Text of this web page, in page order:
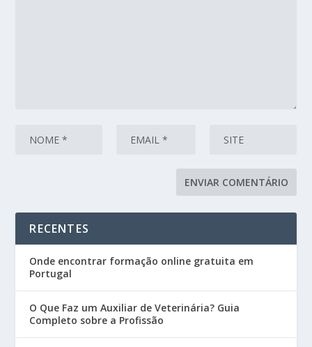
RECENTES
Onde encontrar formação online gratuita em
Portugal
O Que Faz um Auxiliar de Veterinária? Guia
Completo sobre a Profissão